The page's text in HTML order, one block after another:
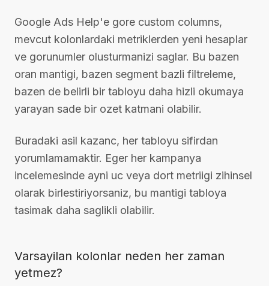
Google Ads Help'e gore custom columns,
mevcut kolonlardaki metriklerden yeni hesaplar
ve gorunumler olusturmanizi saglar. Bu bazen
oran mantigi, bazen segment bazli filtreleme,
bazen de belirli bir tabloyu daha hizli okumaya
yarayan sade bir ozet katmani olabilir.
Buradaki asil kazanc, her tabloyu sifirdan
yorumlamamaktir. Eger her kampanya
incelemesinde ayni uc veya dort metriigi zihinsel
olarak birlestiriyorsaniz, bu mantigi tabloya
tasimak daha saglikli olabilir.
Varsayilan kolonlar neden her zaman
yetmez?